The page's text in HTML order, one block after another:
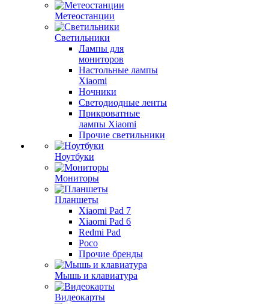
Метеостанции
Светильники
Лампы для
мониторов
Настольные лампы
Xiaomi
Ночники
Светодиодные ленты
Прикроватные
лампы Xiaomi
Прочие светильники
Ноутбуки
Мониторы
Планшеты
Xiaomi Pad 7
Xiaomi Pad 6
Redmi Pad
Poco
Прочие бренды
Мышь и клавиатура
Видеокарты